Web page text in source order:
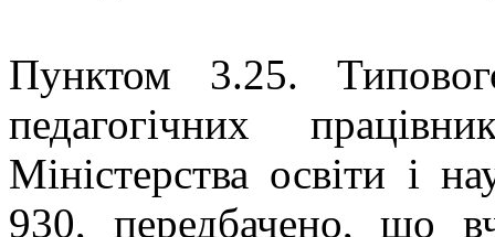
Пунктом 3.25.
педагогічних
Міністерства освіти і
930, передбачено, що